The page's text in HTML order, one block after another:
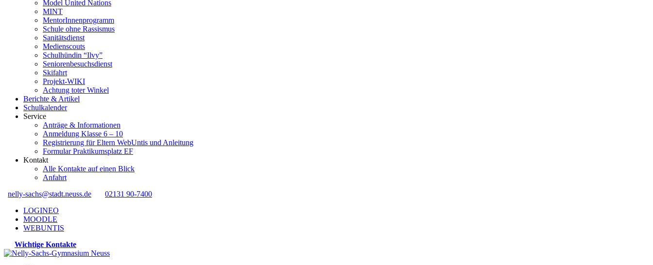
Model United Nations
MINT
MentorInnenprogramm
Schule ohne Rassismus
Sanitätsdienst
Medienscouts
Schulhündin “Ilvy”
Seniorenbesuchsdienst
Skifahrt
Projekt-WIKI
Achtung toter Winkel
Berichte & Artikel
Schulkalender
Service
Anträge & Informationen
Anmeldung Klasse 6 – 10
Registrierung für Eltern WebUntis und Anleitung
Formular Praktikumsplatz EF
Kontakt
Alle Kontakte auf einen Blick
Anfahrt
nelly-sachs@stadt.neuss.de
02131 90-7400
LOGINEO
MOODLE
WEBUNTIS
Wichtige Kontakte